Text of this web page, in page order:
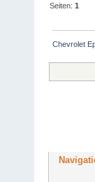
Seiten:1
Chevrolet